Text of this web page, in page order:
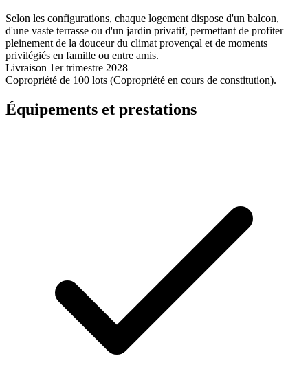
Selon les configurations, chaque logement dispose d'un balcon,
d'une vaste terrasse ou d'un jardin privatif, permettant de profiter
pleinement de la douceur du climat provençal et de moments
privilégiés en famille ou entre amis.
Livraison 1er trimestre 2028
Copropriété de 100 lots (Copropriété en cours de constitution).
Équipements et prestations